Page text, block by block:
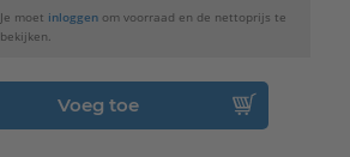
Je moet inloggen om voorraad en de nettoprijs te
bekijken.
Voeg toe